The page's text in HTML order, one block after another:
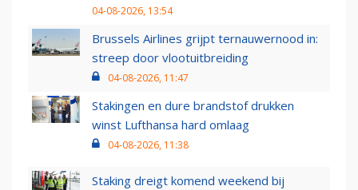
04-08-2026, 13:54
Brussels Airlines grijpt ternauwernood in:
streep door vlootuitbreiding
04-08-2026, 11:47
Stakingen en dure brandstof drukken
winst Lufthansa hard omlaag
04-08-2026, 11:38
Staking dreigt komend weekend bij